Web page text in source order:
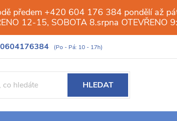
předem +420 604 176 384 pondělí až
12-15, SOBOTA 8.srpna OTEVŘENO
Web Slovník pojmů
HLEDAT